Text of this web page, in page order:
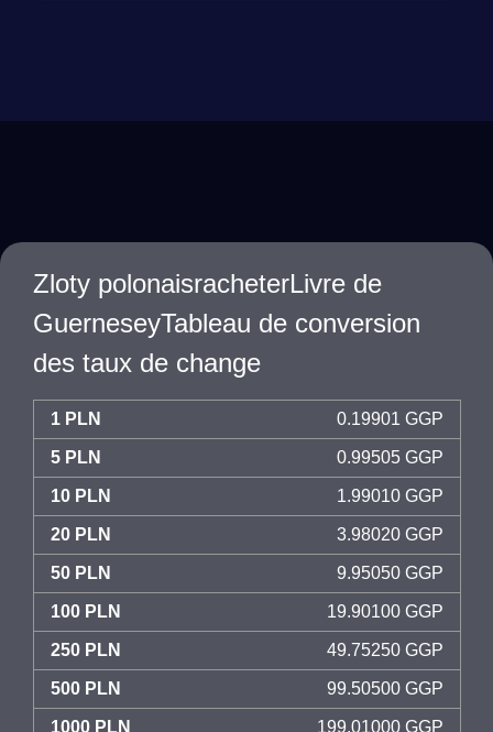
Zloty polonaisracheterLivre de
GuerneseyTableau de conversion
des taux de change
1 PLN 0.19901 GGP
5 PLN 0.99505 GGP
10 PLN 1.99010 GGP
20 PLN 3.98020 GGP
50 PLN 9.95050 GGP
100 PLN 19.90100 GGP
250 PLN 49.75250 GGP
500 PLN 99.50500 GGP
1000 PLN 199.01000 GGP